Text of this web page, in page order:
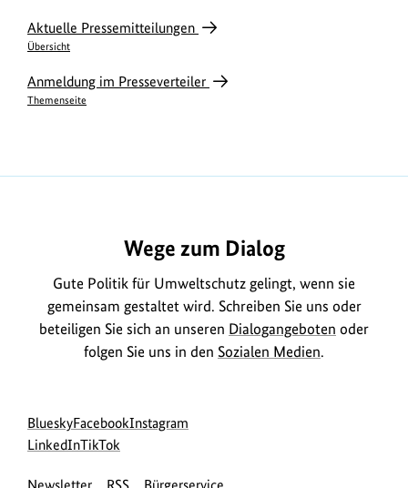
Aktuelle Pressemitteilungen
Übersicht
Anmeldung im Presseverteiler
Themenseite
Wege zum Dialog
Gute Politik für Umweltschutz gelingt, wenn sie
gemeinsam gestaltet wird. Schreiben Sie uns oder
beteiligen Sie sich an unseren Dialogangeboten oder
folgen Sie uns in den Sozialen Medien.
Social
Media
Blueskyzur
Bluesky-
Facebookzur
Instagram
LinkedInzur
zur
TikTok
Newsletter RSS Bürgerservice